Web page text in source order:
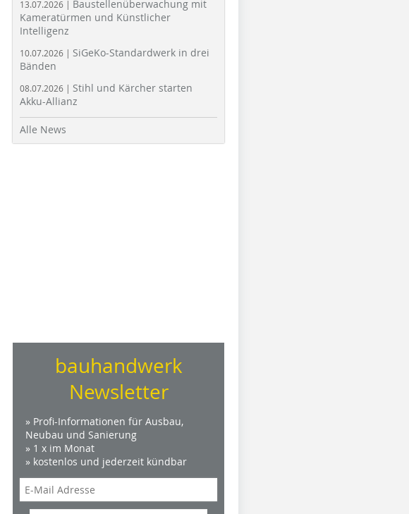
13.07.2026 | Baustellenüberwachung mit
Kameratürmen und Künstlicher
Intelligenz
10.07.2026 | SiGeKo-Standardwerk in drei
Bänden
08.07.2026 | Stihl und Kärcher starten
Akku-Allianz
Alle News
bauhandwerk
Newsletter
» Profi-Informationen für Ausbau,
Neubau und Sanierung
» 1 x im Monat
» kostenlos und jederzeit kündbar